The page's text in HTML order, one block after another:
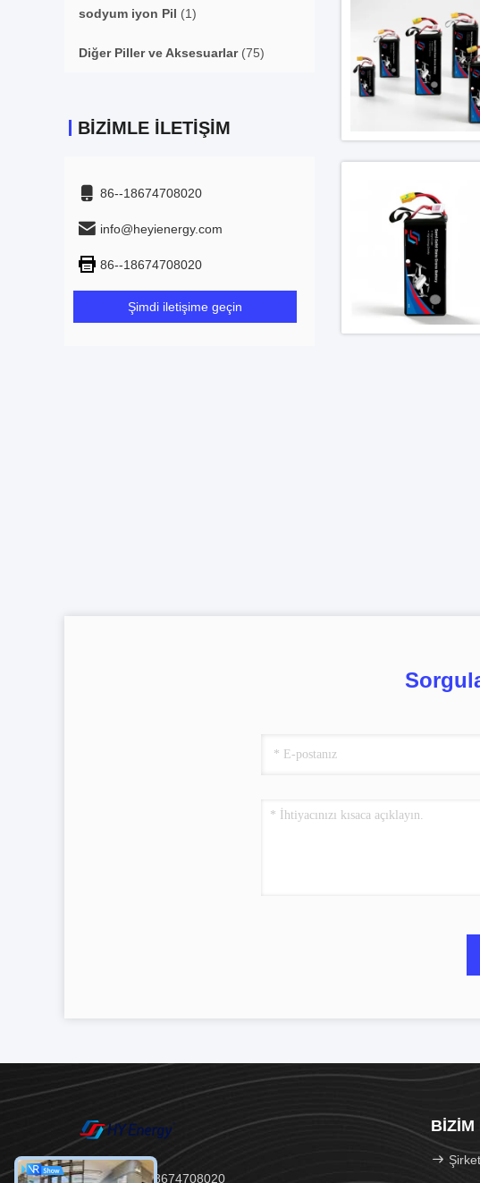
sodyum iyon Pil (1)
Diğer Piller ve Aksesuarlar(75)
BIZIMLE İLETIŞIM
86--18674708020
info@heyienergy.com
86--18674708020
Şimdi iletişime geçin
Tel：86--18674708020
BIZIM